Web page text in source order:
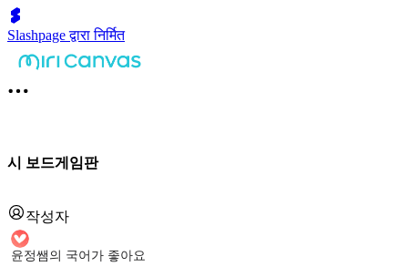
Slashpage द्वारा निर्मित
시 보드게임판
작성자
윤정쌤의 국어가 좋아요